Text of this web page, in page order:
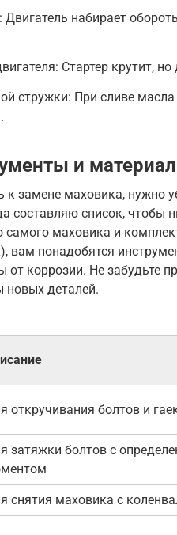
Двигатель набирает
Стартер крутит, но
стружки: При сливе
и
замене маховика, нужно
составляю список, чтобы
маховика и
вам понадобятся
коррозии. Не забудьте
новых деталей.
откручивания болтов и
затяжки болтов с
снятия маховика с